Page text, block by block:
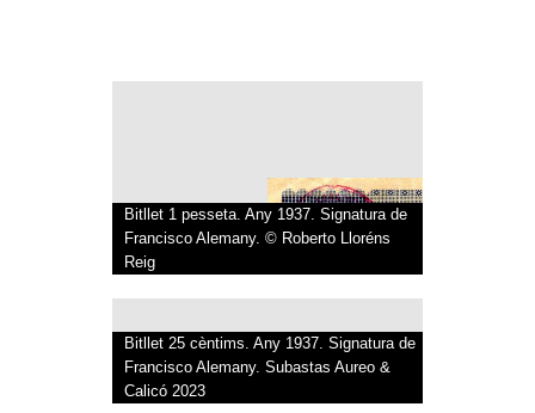
Bitllet 1 pesseta. Any 1937. Signatura de
Francisco Alemany. © Roberto Lloréns
Reig
Bitllet 25 cèntims. Any 1937. Signatura de
Francisco Alemany. Subastas Aureo &
Calicó 2023